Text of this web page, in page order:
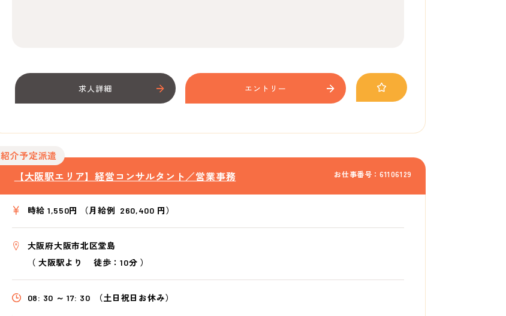
求人詳細 エントリー
お仕事番号：61106129
紹介予定派遣
【大阪駅エリア】経営コンサルタント／営業事務
時給 1,550円 （月給例 260,400 円）
大阪府大阪市北区堂島
（大阪駅より徒歩：10分 ）
08: 30 ～ 17: 30 （土日祝日お休み）